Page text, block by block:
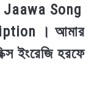
Song
। আমার
ইংরেজি হরফে